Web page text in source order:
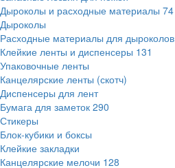
Дыроколы и расходные материалы 74
Дыроколы
Расходные материалы для дыроколов
Клейкие ленты и диспенсеры 131
Упаковочные ленты
Канцелярские ленты (скотч)
Диспенсеры для лент
Бумага для заметок 290
Стикеры
Блок-кубики и боксы
Клейкие закладки
Канцелярские мелочи 128